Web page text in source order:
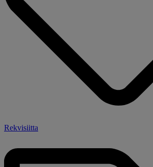
Rekvisiitta